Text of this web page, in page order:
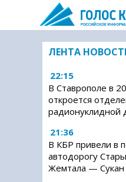
ЛЕНТА
22:15
В Ставрополе в
откроется
радионуклидной
21:36
В КБР привели в
автодорогу
Жемтала — Сукан